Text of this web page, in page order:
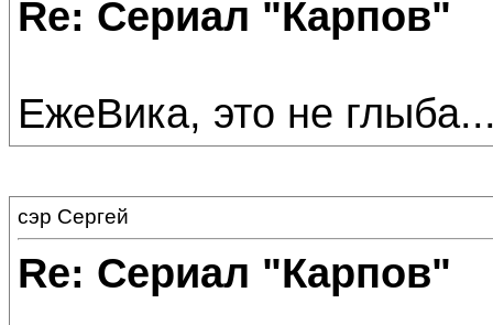
Re: Сериал "Карпов"
ЕжеВика, это не
сэр Сергей
Re: Сериал "Карпов"